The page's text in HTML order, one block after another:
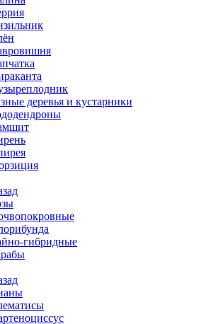
деревья и кустарники
гибридные